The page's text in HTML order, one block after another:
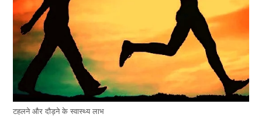
टहलने और दौड़ने के स्वास्थ्य लाभ